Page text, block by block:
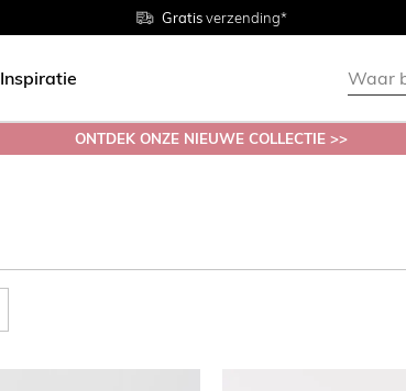
Gratisverzending*
Maten38 - 54
Gratisretourneren in de winkel
Inspiratie
ONTDEK ONZE NIEUWE COLLECTIE >>